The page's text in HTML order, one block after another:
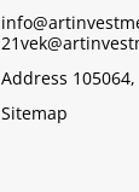
Address
Sitemap